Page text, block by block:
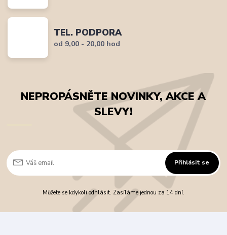
TEL. PODPORA
od 9,00 - 20,00 hod
NEPROPÁSNĚTE NOVINKY, AKCE A
SLEVY!
Přihlásit se
Můžete se kdykoli odhlásit. Zasíláme jednou za 14 dní.